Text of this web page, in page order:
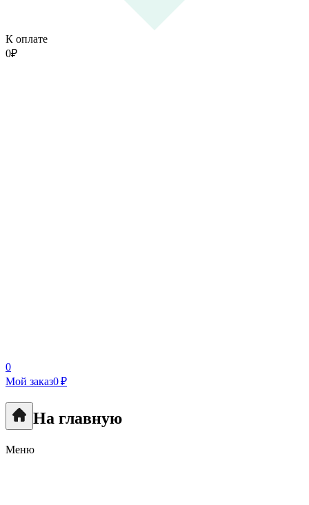
К оплате
0₽
0
Мой заказ0 ₽
На главную
Меню